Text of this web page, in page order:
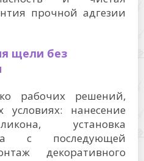
прочной адгезии
щели без
рабочих решений,
нанесение
установка
с последующей
декоративного